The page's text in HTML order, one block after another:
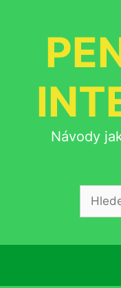
Návody